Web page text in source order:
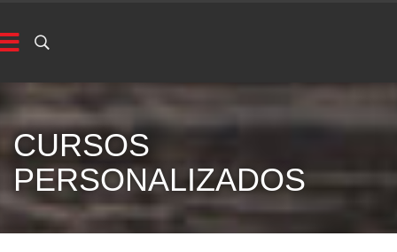
CURSOS
PERSONALIZADOS